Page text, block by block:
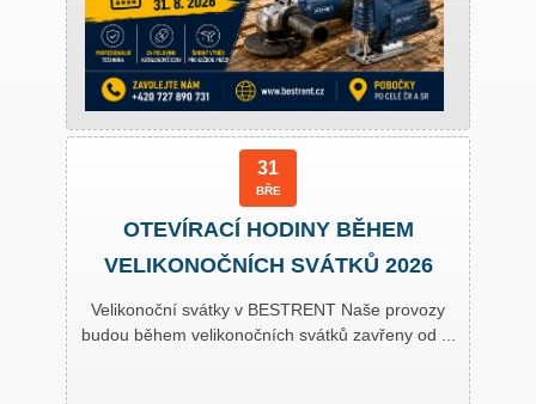
31
BŘE
OTEVÍRACÍ HODINY BĚHEM
VELIKONOČNÍCH SVÁTKŮ 2026
Velikonoční svátky v BESTRENT Naše provozy
budou během velikonočních svátků zavřeny od ...